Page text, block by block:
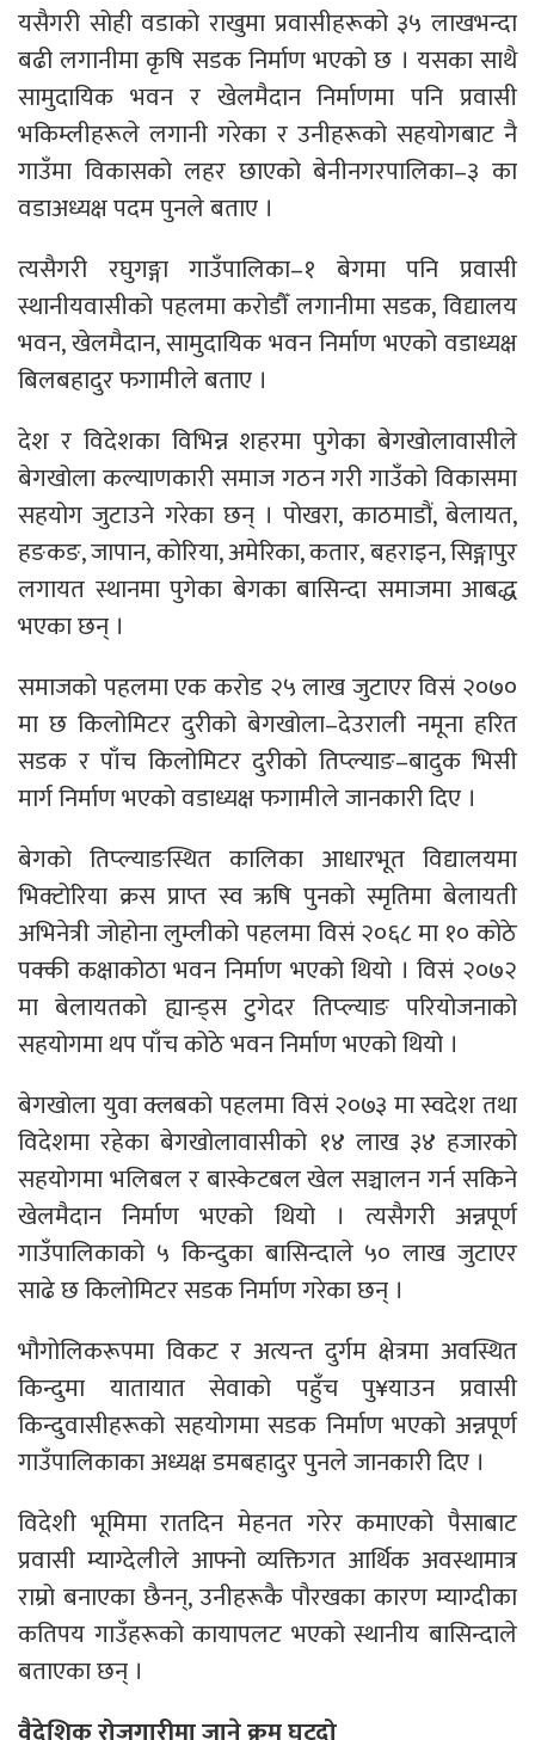
यसैगरी सोही वडाको राखुमा प्रवासीहरूको ३५ लाखभन्दा
बढी लगानीमा कृषि सडक निर्माण भएको छ । यसका साथै
सामुदायिक भवन र खेलमैदान निर्माणमा पनि प्रवासी
भकिम्लीहरूले लगानी गरेका र उनीहरूको सहयोगबाट नै
गाउँमा विकासको लहर छाएको बेनीनगरपालिका–३ का
वडाअध्यक्ष पदम पुनले बताए ।
त्यसैगरी रघुगङ्गा गाउँपालिका–१ बेगमा पनि प्रवासी
स्थानीयवासीको पहलमा करोडौँ लगानीमा सडक, विद्यालय
भवन, खेलमैदान, सामुदायिक भवन निर्माण भएको वडाध्यक्ष
बिलबहादुर फगामीले बताए ।
देश र विदेशका विभिन्न शहरमा पुगेका बेगखोलावासीले
बेगखोला कल्याणकारी समाज गठन गरी गाउँको विकासमा
सहयोग जुटाउने गरेका छन् । पोखरा, काठमाडौं, बेलायत,
हङकङ, जापान, कोरिया, अमेरिका, कतार, बहराइन, सिङ्गापुर
लगायत स्थानमा पुगेका बेगका बासिन्दा समाजमा आबद्ध
भएका छन् ।
समाजको पहलमा एक करोड २५ लाख जुटाएर विसं २०७०
मा छ किलोमिटर दुरीको बेगखोला–देउराली नमूना हरित
सडक र पाँच किलोमिटर दुरीको तिप्ल्याङ–बादुक भिसी
मार्ग निर्माण भएको वडाध्यक्ष फगामीले जानकारी दिए ।
बेगको तिप्ल्याङस्थित कालिका आधारभूत विद्यालयमा
भिक्टोरिया क्रस प्राप्त स्व ऋषि पुनको स्मृतिमा बेलायती
अभिनेत्री जोहोना लुम्लीको पहलमा विसं २०६८ मा १० कोठे
पक्की कक्षाकोठा भवन निर्माण भएको थियो । विसं २०७२
मा बेलायतको ह्यान्ड्स टुगेदर तिप्ल्याङ परियोजनाको
सहयोगमा थप पाँच कोठे भवन निर्माण भएको थियो ।
बेगखोला युवा क्लबको पहलमा विसं २०७३ मा स्वदेश तथा
विदेशमा रहेका बेगखोलावासीको १४ लाख ३४ हजारको
सहयोगमा भलिबल र बास्केटबल खेल सञ्चालन गर्न सकिने
खेलमैदान निर्माण भएको थियो । त्यसैगरी अन्नपूर्ण
गाउँपालिकाको ५ किन्दुका बासिन्दाले ५० लाख जुटाएर
साढे छ किलोमिटर सडक निर्माण गरेका छन् ।
भौगोलिकरूपमा विकट र अत्यन्त दुर्गम क्षेत्रमा अवस्थित
किन्दुमा यातायात सेवाको पहुँच पु¥याउन प्रवासी
किन्दुवासीहरूको सहयोगमा सडक निर्माण भएको अन्नपूर्ण
गाउँपालिकाका अध्यक्ष डमबहादुर पुनले जानकारी दिए ।
विदेशी भूमिमा रातदिन मेहनत गरेर कमाएको पैसाबाट
प्रवासी म्याग्देलीले आफ्नो व्यक्तिगत आर्थिक अवस्थामात्र
राम्रो बनाएका छैनन्, उनीहरूकै पौरखका कारण म्याग्दीका
कतिपय गाउँहरूको कायापलट भएको स्थानीय बासिन्दाले
बताएका छन् ।